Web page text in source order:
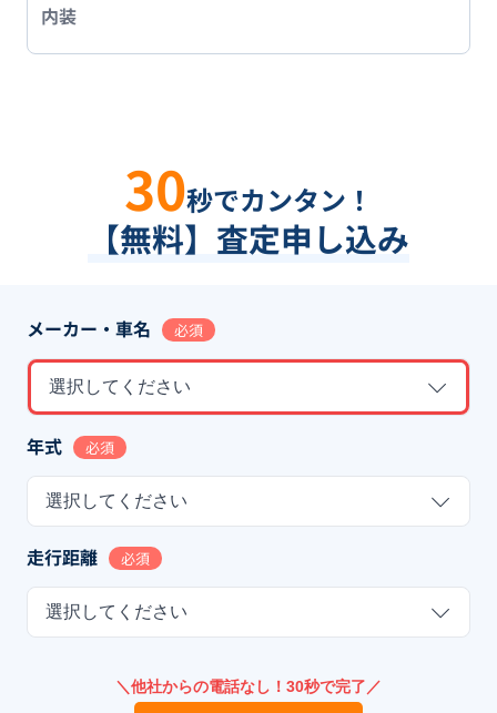
内装
30秒でカンタン！
【無料】査定申し込み
メーカー・車名 必須
選択してください
年式 必須
選択してください
走行距離 必須
選択してください
＼他社からの電話なし！30秒で完了／